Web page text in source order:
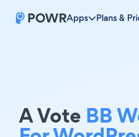
Apps Plans &
A Vote BB